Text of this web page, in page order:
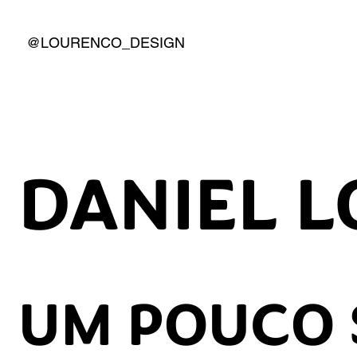
@LOURENCO_DESIGN
DANIEL
UM POUCO